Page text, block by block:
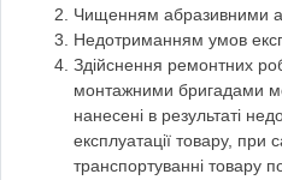
Чищенням абразивними
Недотриманням умов
Здійснення ремонтних
монтажними бригадами
нанесені в результаті
експлуатації товару, при
транспортуванні товару